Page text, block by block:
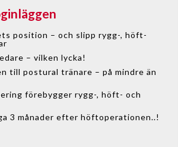
position – och slipp rygg-, höft-
– vilken lycka!
till postural tränare – på mindre än
förebygger rygg-, höft- och
3 månader efter höftoperationen..!